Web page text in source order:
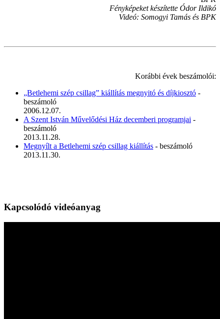
Fényképeket készítette Ódor Ildikó
Videó: Somogyi Tamás és BPK
Korábbi évek beszámolói:
„Betlehemi szép csillag” kiállítás megnyitó és díjkiosztó -
beszámoló
2006.12.07.
A Szent István Művelődési Ház decemberi programjai -
beszámoló
2013.11.28.
Megnyílt a Betlehemi szép csillag kiállítás - beszámoló
2013.11.30.
Kapcsolódó videóanyag